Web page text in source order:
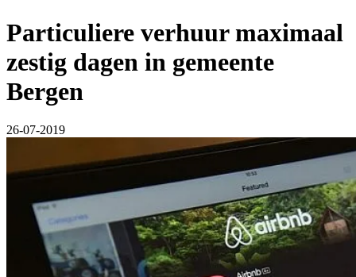
Particuliere verhuur maximaal
zestig dagen in gemeente
Bergen
26-07-2019